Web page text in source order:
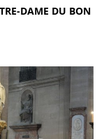
DAME DU BON